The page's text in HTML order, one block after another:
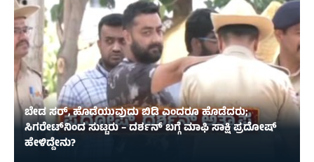
ಬೇಡ ಸರ್, ಹೊಡೆಯುವುದು ಬಿಡಿ ಎಂದರೂ ಹೊಡೆದರು;
ಸಿಗರೇಟ್‌ನಿಂದ ಸುಟ್ಟರು – ದರ್ಶನ್‌ ಬಗ್ಗೆ ಮಾಫಿ ಸಾಕ್ಷಿ ಪ್ರದೋಷ್‌
ಹೇಳಿದ್ದೇನು?